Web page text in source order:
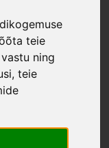
teie
ning
,teie